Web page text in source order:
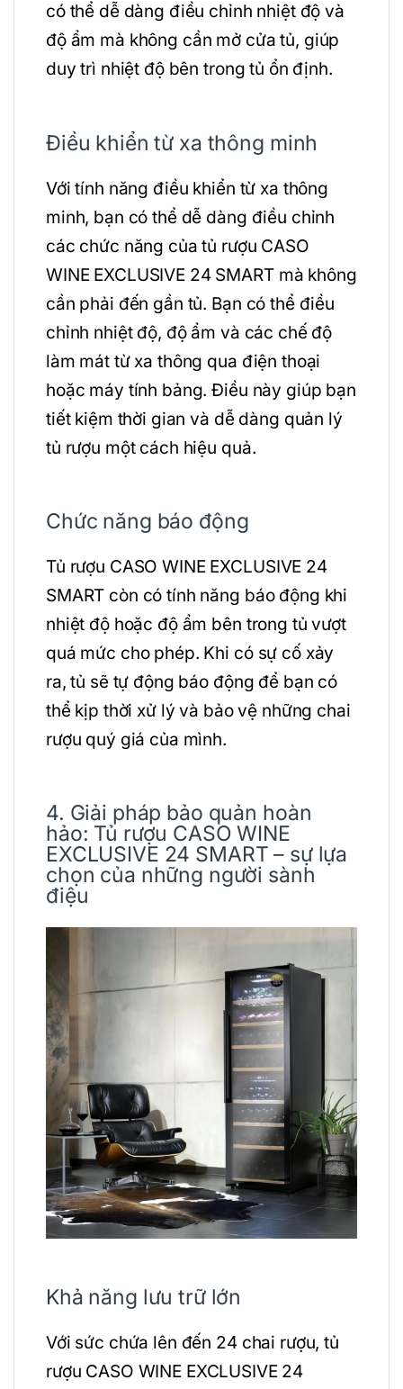
có thể dễ dàng điều chỉnh nhiệt độ và
độ ẩm mà không cần mở cửa tủ, giúp
duy trì nhiệt độ bên trong tủ ổn định.
Điều khiển từ xa thông minh
Với tính năng điều khiển từ xa thông
minh, bạn có thể dễ dàng điều chỉnh
các chức năng của tủ rượu CASO
WINE EXCLUSIVE 24 SMART mà không
cần phải đến gần tủ. Bạn có thể điều
chỉnh nhiệt độ, độ ẩm và các chế độ
làm mát từ xa thông qua điện thoại
hoặc máy tính bảng. Điều này giúp bạn
tiết kiệm thời gian và dễ dàng quản lý
tủ rượu một cách hiệu quả.
Chức năng báo động
Tủ rượu CASO WINE EXCLUSIVE 24
SMART còn có tính năng báo động khi
nhiệt độ hoặc độ ẩm bên trong tủ vượt
quá mức cho phép. Khi có sự cố xảy
ra, tủ sẽ tự động báo động để bạn có
thể kịp thời xử lý và bảo vệ những chai
rượu quý giá của mình.
4. Giải pháp bảo quản hoàn
hảo: Tủ rượu CASO WINE
EXCLUSIVE 24 SMART – sự lựa
chọn của những người sành
điệu
Khả năng lưu trữ lớn
Với sức chứa lên đến 24 chai rượu, tủ
rượu CASO WINE EXCLUSIVE 24